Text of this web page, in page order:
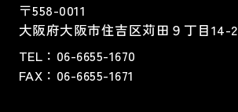
〒558-0011
大阪府大阪市住吉区苅田９丁目14-2
TEL： 06-6655-1670
FAX： 06-6655-1671